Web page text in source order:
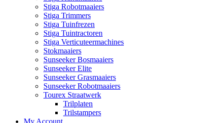
Stiga Robotmaaiers
Stiga Trimmers
Stiga Tuinfrezen
Stiga Tuintractoren
Stiga Verticuteermachines
Stokmaaiers
Sunseeker Bosmaaiers
Sunseeker Elite
Sunseeker Grasmaaiers
Sunseeker Robotmaaiers
Tourex Straatwerk
Trilplaten
Trilstampers
My Account